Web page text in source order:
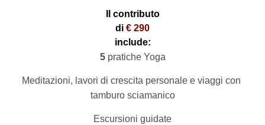
Il contributo
di € 290
include:
5pratiche Yoga
Meditazioni, lavori di crescita personale e viaggi con
tamburo sciamanico
Escursioni guidate